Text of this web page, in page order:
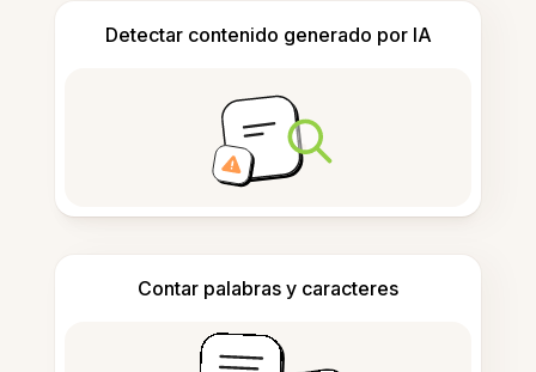
Detectar contenido generado por IA
Contar palabras y caracteres